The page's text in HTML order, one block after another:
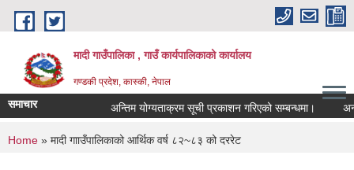
Skip to main content
मादी गाउँपालिका , गाउँ कार्यपालिकाको कार्यालय
गण्डकी प्रदेश, कास्की, नेपाल
समाचार अन्तिम योग्यताक्रम सूची प्रकाशन गरिएको सम्बन्धमा।
You are here
Home » मादी गााउँपालिकाको आर्थिक वर्ष ८२~८३ को दररेट